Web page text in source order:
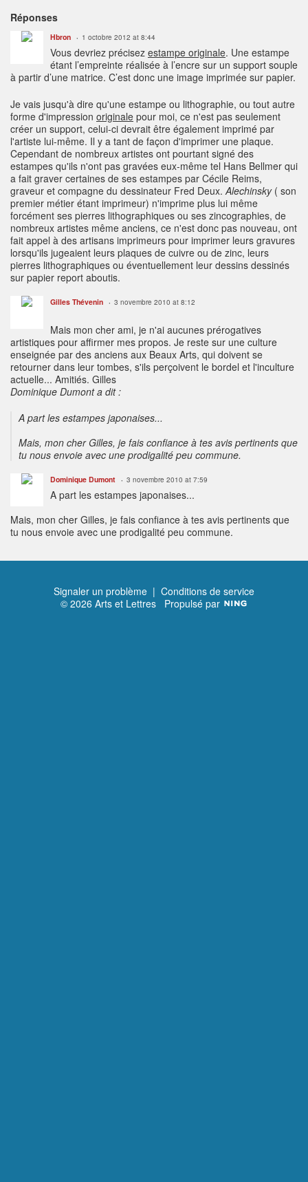
Réponses
Hbron 1 octobre 2012 at 8:44
Vous devriez précisez estampe originale. Une estampe
étant l’empreinte réalisée à l’encre sur un support souple
à partir d’une matrice. C’est donc une image imprimée sur papier.
Je vais jusqu'à dire qu'une estampe ou lithographie, ou tout autre
forme d'impression originale pour moi, ce n'est pas seulement
créer un support, celui-ci devrait être également imprimé par
l'artiste lui-même. Il y a tant de façon d'imprimer une plaque.
Cependant de nombreux artistes ont pourtant signé des
estampes qu'ils n'ont pas gravées eux-même tel Hans Bellmer qui
a fait graver certaines de ses estampes par Cécile Reims,
graveur et compagne du dessinateur Fred Deux.Alechinsky( son
premier métier étant imprimeur) n'imprime plus lui même
forcément ses pierres lithographiques ou ses zincographies, de
nombreux artistes même anciens, ce n'est donc pas nouveau, ont
fait appel à des artisans imprimeurs pour imprimer leurs gravures
lorsqu'ils jugeaient leurs plaques de cuivre ou de zinc, leurs
pierres lithographiques ou éventuellement leur dessins dessinés
sur papier report aboutis.
Gilles Thévenin 3 novembre 2010 at 8:12
Mais mon cher ami, je n'ai aucunes prérogatives
artistiques pour affirmer mes propos. Je reste sur une culture
enseignée par des anciens aux Beaux Arts, qui doivent se
retourner dans leur tombes, s'ils perçoivent le bordel et l'inculture
actuelle... Amitiés. Gilles
Dominique Dumont a dit :
A part les estampes japonaises...
Mais, mon cher Gilles, je fais confiance à tes avis pertinents que
tu nous envoie avec une prodigalité peu commune.
Dominique Dumont 3 novembre 2010 at 7:59
A part les estampes japonaises...
Mais, mon cher Gilles, je fais confiance à tes avis pertinents que
tu nous envoie avec une prodigalité peu commune.
Signaler un problème | Conditions de service
© 2026 Arts et Lettres Propulsé par